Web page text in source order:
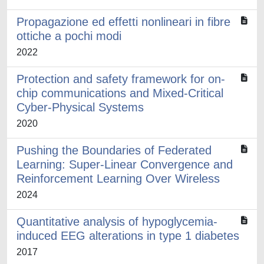
Propagazione ed effetti nonlineari in fibre
ottiche a pochi modi
2022
Protection and safety framework for on-
chip communications and Mixed-Critical
Cyber-Physical Systems
2020
Pushing the Boundaries of Federated
Learning: Super-Linear Convergence and
Reinforcement Learning Over Wireless
2024
Quantitative analysis of hypoglycemia-
induced EEG alterations in type 1 diabetes
2017